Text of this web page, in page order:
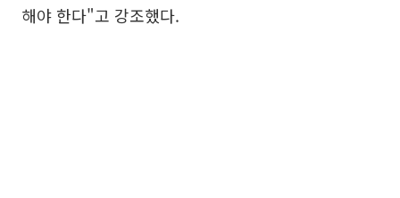
해야 한다"고 강조했다.